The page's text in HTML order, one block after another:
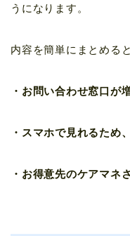
うになります。
内容を簡単にまとめる
・お問い合わせ窓口が
・スマホで見れるため
・お得意先のケアマネ